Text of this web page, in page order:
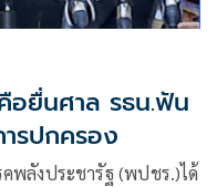
อยื่นศาล รธน.ฟัน
รปกครอง
พลังประชารัฐ (พปชร.)ได้